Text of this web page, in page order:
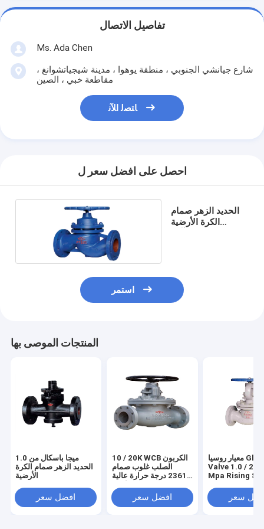
تفاصيل الاتصال
Ms. Ada Chen
شارع جيانشي الجنوبي ، منطقة يوهوا ، مدينة شيجياتشوانغ ،
مقاطعة خبي ، الصين
ﺎﺘﺼﻟ ﺍﻶﻧ
احصل على افضل سعر ل
الحديد الزهر صمام
الكرة الأرضية
استمر
المنتجات الموصى بها
1.0 ميجا باسكال من
الحديد الزهر صمام الكرة
الأرضية
افضل سعر
10 / 20K WCB الكربون
الصلب غلوب صمام
2361 درجة حرارة عالية
افضل سعر
معيار روسيا Globe
Valve 1.0 / 2.5
Mpa Rising
سعر